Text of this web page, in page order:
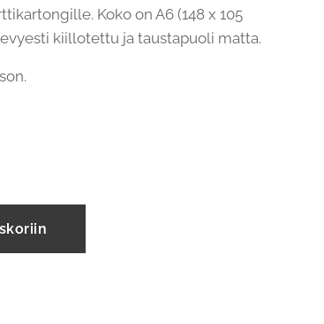
Koko on A6 (148 x 105
kiillotettu ja taustapuoli matta.